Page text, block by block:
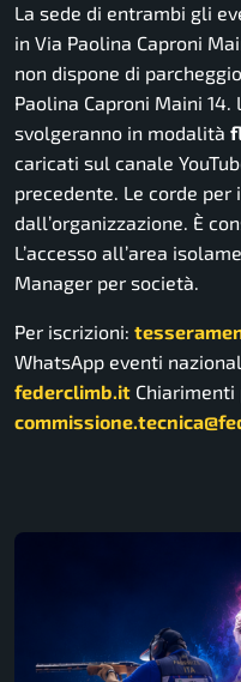
La sede di entrambi gli
in Via Paolina Caproni
non dispone di
Paolina Caproni Maini
svolgeranno in modalità
caricati sul canale
precedente. Le corde per
dall’organizzazione. È
L’accesso all’area
Manager per società.
Per iscrizioni:
WhatsApp eventi
federclimb.it